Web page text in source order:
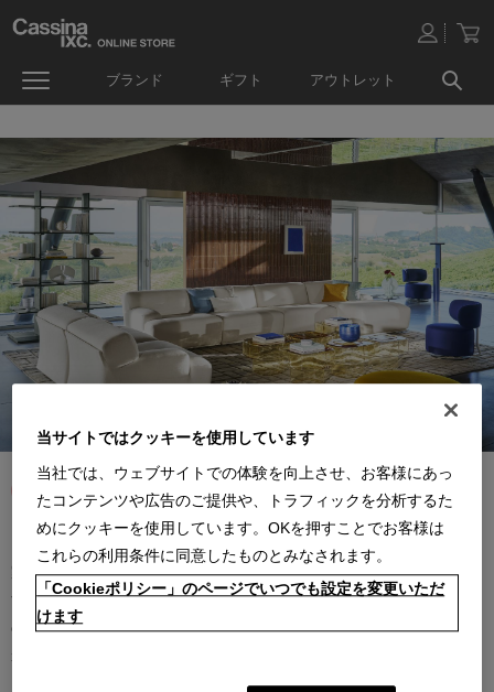
ブランド ギフト アウトレット
カッシーナは創業以来、インテリアの未来をデザインし続けてきた
家具業界では数少ないリーディングブランドとして知られていま
す。17世紀、イタリアで誕生したカッシーナは、教会の木製チェア
の製造に始まり、その後豪華客船の内装などを手掛け、技術力を確
ト・カッシーナによってカッシーナ社が設立されると、5０年代には
当サイトではクッキーを使用しています
当社では、ウェブサイトでの体験を向上させ、お客様にあっ
たコンテンツや広告のご提供や、トラフィックを分析するた
めにクッキーを使用しています。OKを押すことでお客様は
これらの利用条件に同意したものとみなされます。
「Cookieポリシー」のページでいつでも設定を変更いただ
けます